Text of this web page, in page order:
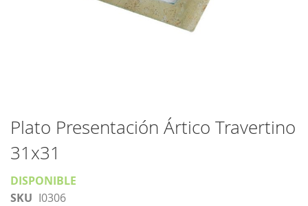
al
de
la
galería
Plato Presentación Ártico Travertino
31x31
DISPONIBLE
SKU I0306